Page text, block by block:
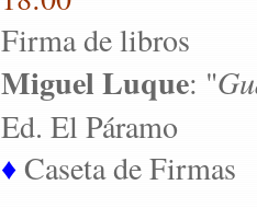
Firma de libros
Miguel Luque: "
Ed. El Páramo
♦Caseta de Firmas